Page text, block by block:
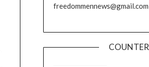
freedommennews@gmail.com
COUNTER